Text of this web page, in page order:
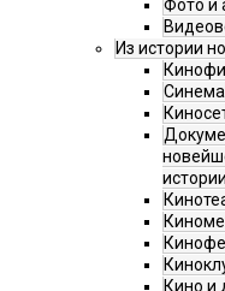
Фото и
Из истории
Синема
Кино и